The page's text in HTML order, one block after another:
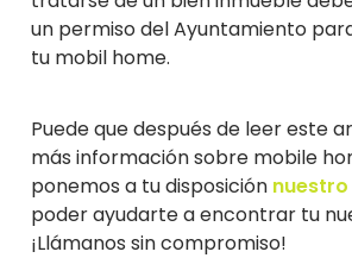
un permiso del Ayuntamiento
tu mobil home.
Puede que después de leer este
más información sobre mobile
ponemos a tu disposición
poder ayudarte a encontrar tu
¡Llámanos sin compromiso!